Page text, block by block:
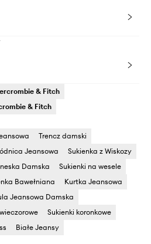
& Fitch
& Fitch
Trencz damski
Jeansowa
Sukienka z Wiskozy
Damska
Sukienki na wesele
Bawełniana
Kurtka Jeansowa
Jeansowa Damska
Sukienki koronkowe
Białe Jeansy